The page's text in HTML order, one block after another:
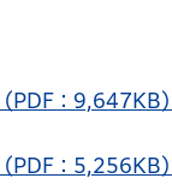
PDF：9,647KB）
PDF：5,256KB）